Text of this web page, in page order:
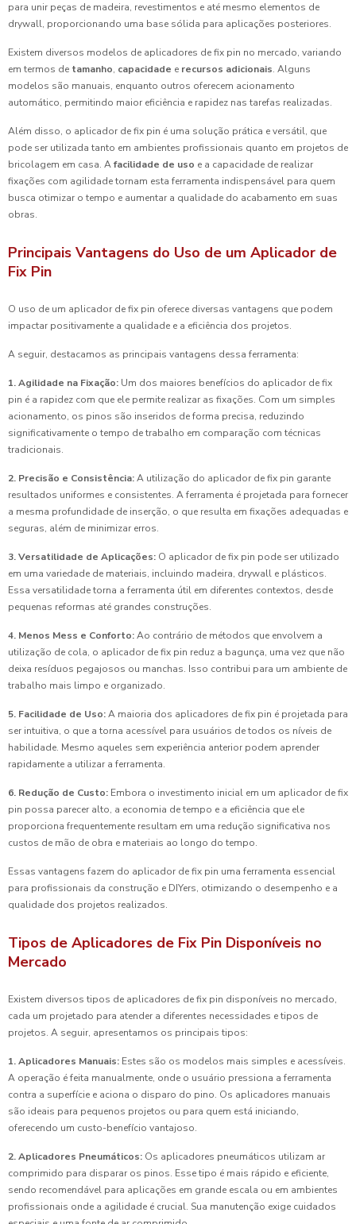
para unir peças de madeira, revestimentos e até mesmo elementos de
drywall, proporcionando uma base sólida para aplicações posteriores.
Existem diversos modelos de aplicadores de fix pin no mercado, variando
em termos de tamanho, capacidade e recursos adicionais. Alguns
modelos são manuais, enquanto outros oferecem acionamento
automático, permitindo maior eficiência e rapidez nas tarefas realizadas.
Além disso, o aplicador de fix pin é uma solução prática e versátil, que
pode ser utilizada tanto em ambientes profissionais quanto em projetos de
bricolagem em casa. Afacilidade de uso e a capacidade de realizar
fixações com agilidade tornam esta ferramenta indispensável para quem
busca otimizar o tempo e aumentar a qualidade do acabamento em suas
obras.
Principais Vantagens do Uso de um Aplicador de
Fix Pin
O uso de um aplicador de fix pin oferece diversas vantagens que podem
impactar positivamente a qualidade e a eficiência dos projetos.
A seguir, destacamos as principais vantagens dessa ferramenta:
1. Agilidade na Fixação: Um dos maiores benefícios do aplicador de fix
pin é a rapidez com que ele permite realizar as fixações. Com um simples
acionamento, os pinos são inseridos de forma precisa, reduzindo
significativamente o tempo de trabalho em comparação com técnicas
tradicionais.
2. Precisão e Consistência:A utilização do aplicador de fix pin garante
resultados uniformes e consistentes. A ferramenta é projetada para fornecer
a mesma profundidade de inserção, o que resulta em fixações adequadas e
seguras, além de minimizar erros.
3. Versatilidade de Aplicações: O aplicador de fix pin pode ser utilizado
em uma variedade de materiais, incluindo madeira, drywall e plásticos.
Essa versatilidade torna a ferramenta útil em diferentes contextos, desde
pequenas reformas até grandes construções.
4. Menos Mess e Conforto:Ao contrário de métodos que envolvem a
utilização de cola, o aplicador de fix pin reduz a bagunça, uma vez que não
deixa resíduos pegajosos ou manchas. Isso contribui para um ambiente de
trabalho mais limpo e organizado.
5. Facilidade de Uso:A maioria dos aplicadores de fix pin é projetada para
ser intuitiva, o que a torna acessível para usuários de todos os níveis de
habilidade. Mesmo aqueles sem experiência anterior podem aprender
rapidamente a utilizar a ferramenta.
6. Redução de Custo: Embora o investimento inicial em um aplicador de fix
pin possa parecer alto, a economia de tempo e a eficiência que ele
proporciona frequentemente resultam em uma redução significativa nos
custos de mão de obra e materiais ao longo do tempo.
Essas vantagens fazem do aplicador de fix pin uma ferramenta essencial
para profissionais da construção e DIYers, otimizando o desempenho e a
qualidade dos projetos realizados.
Tipos de Aplicadores de Fix Pin Disponíveis no
Mercado
Existem diversos tipos de aplicadores de fix pin disponíveis no mercado,
cada um projetado para atender a diferentes necessidades e tipos de
projetos. A seguir, apresentamos os principais tipos:
1. Aplicadores Manuais: Estes são os modelos mais simples e acessíveis.
A operação é feita manualmente, onde o usuário pressiona a ferramenta
contra a superfície e aciona o disparo do pino. Os aplicadores manuais
são ideais para pequenos projetos ou para quem está iniciando,
oferecendo um custo-benefício vantajoso.
2. Aplicadores Pneumáticos: Os aplicadores pneumáticos utilizam ar
comprimido para disparar os pinos. Esse tipo é mais rápido e eficiente,
sendo recomendável para aplicações em grande escala ou em ambientes
profissionais onde a agilidade é crucial. Sua manutenção exige cuidados